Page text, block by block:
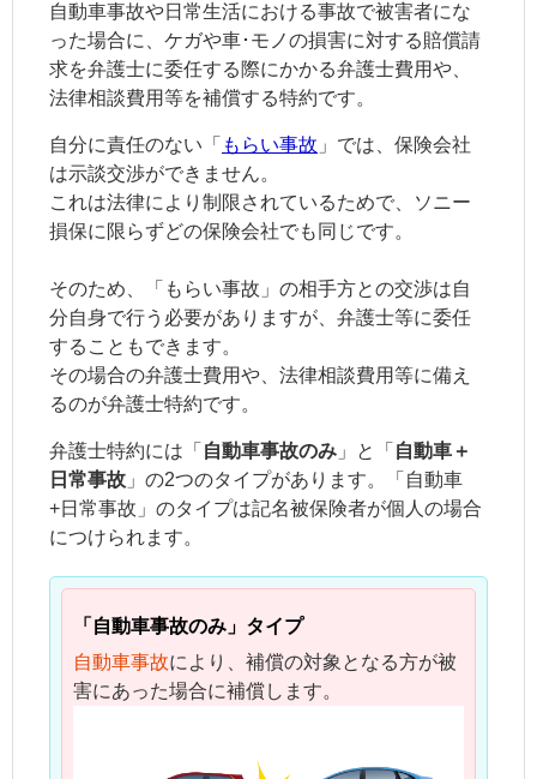
自動車事故や日常生活における事故で被害者にな
った場合に、ケガや車･モノの損害に対する賠償請
求を弁護士に委任する際にかかる弁護士費用や、
法律相談費用等を補償する特約です。
自分に責任のない「 もらい事故 」では、保険会社
は示談交渉ができません。
これは法律により制限されているためで、ソニー
損保に限らずどの保険会社でも同じです。
そのため、「もらい事故」の相手方との交渉は自
分自身で行う必要がありますが、弁護士等に委任
することもできます。
その場合の弁護士費用や、法律相談費用等に備え
るのが弁護士特約です。
弁護士特約には「 自動車事故のみ 」と「 自動車＋
日常事故 」の2つのタイプがあります。「自動車
+日常事故」のタイプは記名被保険者が個人の場合
につけられます。
「自動車事故のみ」タイプ
自動車事故により、補償の対象となる方が被
害にあった場合に補償します。